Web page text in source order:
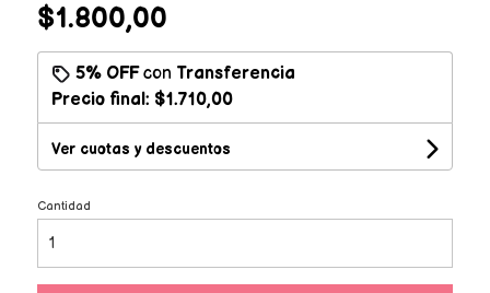
$1.800,00
5% OFFcon Transferencia
Precio final: $1.710,00
Ver cuotas y descuentos
Cantidad